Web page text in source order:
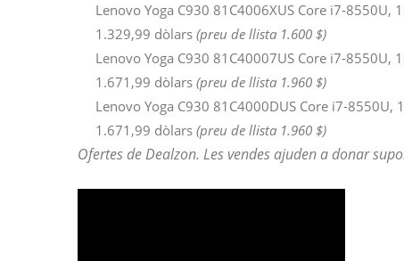
Lenovo Yoga C930 81C4006XUS Core i7-8550U,
1.329,99 dòlars (preu de llista 1.600 $)
Lenovo Yoga C930 81C40007US Core i7-8550U,
1.671,99 dòlars (preu de llista 1.960 $)
Lenovo Yoga C930 81C4000DUS Core i7-8550U,
1.671,99 dòlars (preu de llista 1.960 $)
Ofertes de Dealzon. Les vendes ajuden a donar